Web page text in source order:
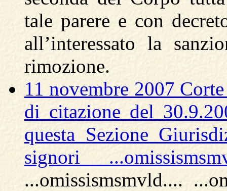
tale parere e con
all’interessato la
rimozione.
11 novembre 2007
di citazione del
questa Sezione
signori
...omissismsmvld....